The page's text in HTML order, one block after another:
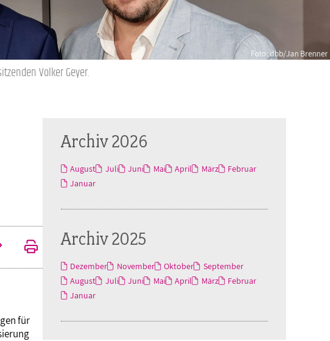
Volker Geyer.
für
Archiv 2026
August Juli Juni Mai April März
Februar
Januar
Archiv 2025
Dezember November Oktober
September
August
Juli Juni Mai April März
Februar
Januar